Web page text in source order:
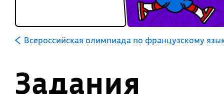
Всероссийская олимпиада по французскому
Задания